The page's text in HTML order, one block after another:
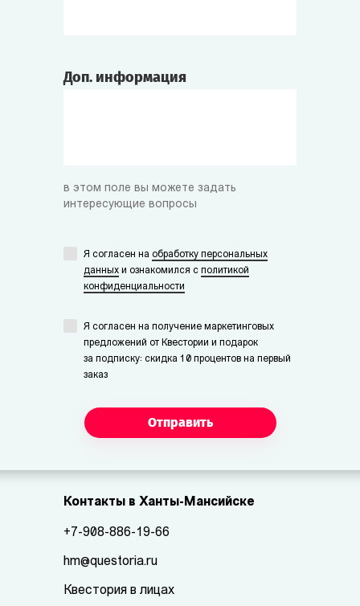
Доп. информация
в этом поле вы можете задать
интересующие вопросы
Я согласен на обработку персональных
данных и ознакомился с политикой
конфиденциальности
Я согласен на получение маркетинговых
предложений от Квестории и подарок
за подписку: скидка 10 процентов на первый
заказ
Отправить
Контакты в Ханты-Мансийске
+7-908-886-19-66
hm@questoria.ru
Квестория в лицах